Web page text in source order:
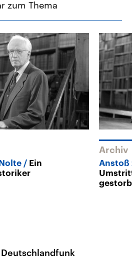
zum Thema
Ein
Archiv
Anstoß